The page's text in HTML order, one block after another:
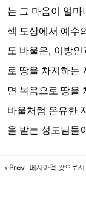
는 그 마음이 얼
섹 도상에서 예수
도 바울은, 이방인
로 땅을 차지하는
면 복음으로 땅을
바울처럼 온유한
을 받는 성도님들
Prev 메시아적 왕으로